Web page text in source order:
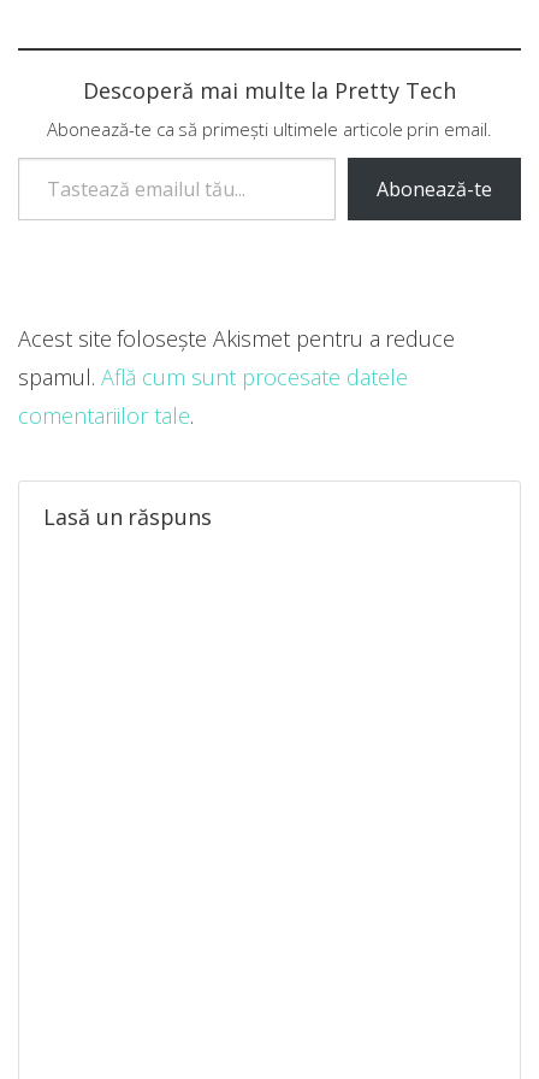
Descoperă mai multe la Pretty Tech
Abonează-te ca să primești ultimele articole prin email.
Tastează emailul tău...
Abonează-te
Lasă un răspuns
Acest site folosește Akismet pentru a reduce
spamul. Află cum sunt procesate datele
comentariilor tale.